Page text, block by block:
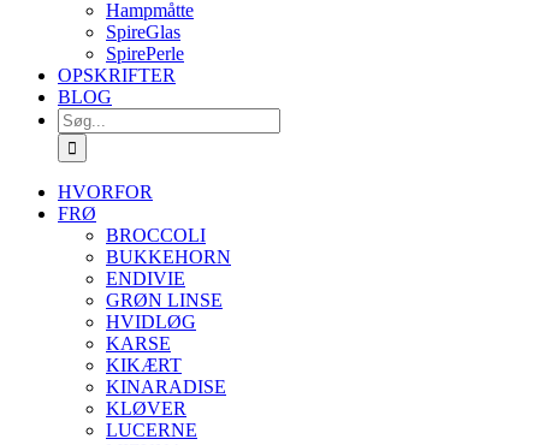
Hampmåtte
SpireGlas
SpirePerle
OPSKRIFTER
BLOG
Søg
efter:
HVORFOR
FRØ
BROCCOLI
BUKKEHORN
ENDIVIE
GRØN LINSE
HVIDLØG
KARSE
KIKÆRT
KINARADISE
KLØVER
LUCERNE